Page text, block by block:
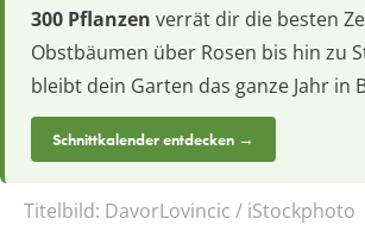
300 Pflanzen verrät dir die besten
Obstbäumen über Rosen bis hin zu
bleibt dein Garten das ganze Jahr in
Schnittkalender entdecken →
Titelbild: DavorLovincic / iStockphoto